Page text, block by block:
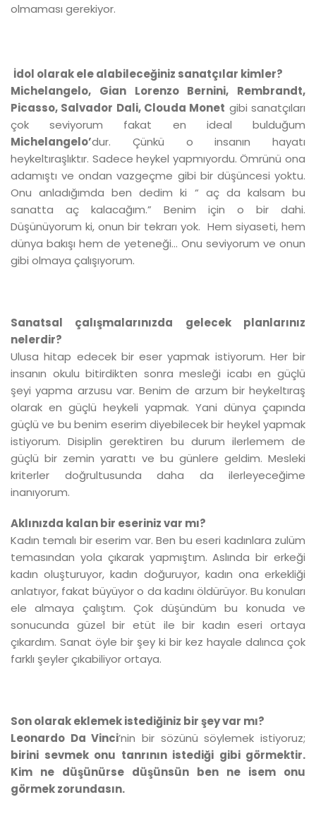
olmaması gerekiyor.
İdol olarak ele alabileceğiniz sanatçılar kimler?
Michelangelo, Gian Lorenzo Bernini, Rembrandt,
Picasso, Salvador Dali, Clouda Monet gibi sanatçıları
çok seviyorum fakat en ideal bulduğum
Michelangelo’dur. Çünkü o insanın hayatı
heykeltıraşlıktır. Sadece heykel yapmıyordu. Ömrünü ona
adamıştı ve ondan vazgeçme gibi bir düşüncesi yoktu.
Onu anladığımda ben dedim ki “ aç da kalsam bu
sanatta aç kalacağım.” Benim için o bir dahi.
Düşünüyorum ki, onun bir tekrarı yok. Hem siyaseti, hem
dünya bakışı hem de yeteneği… Onu seviyorum ve onun
gibi olmaya çalışıyorum.
Sanatsal çalışmalarınızda gelecek planlarınız
nelerdir?
Ulusa hitap edecek bir eser yapmak istiyorum. Her bir
insanın okulu bitirdikten sonra mesleği icabı en güçlü
şeyi yapma arzusu var. Benim de arzum bir heykeltıraş
olarak en güçlü heykeli yapmak. Yani dünya çapında
güçlü ve bu benim eserim diyebilecek bir heykel yapmak
istiyorum. Disiplin gerektiren bu durum ilerlemem de
güçlü bir zemin yarattı ve bu günlere geldim. Mesleki
kriterler doğrultusunda daha da ilerleyeceğime
inanıyorum.
Aklınızda kalan bir eseriniz var mı?
Kadın temalı bir eserim var. Ben bu eseri kadınlara zulüm
temasından yola çıkarak yapmıştım. Aslında bir erkeği
kadın oluşturuyor, kadın doğuruyor, kadın ona erkekliği
anlatıyor, fakat büyüyor o da kadını öldürüyor. Bu konuları
ele almaya çalıştım. Çok düşündüm bu konuda ve
sonucunda güzel bir etüt ile bir kadın eseri ortaya
çıkardım. Sanat öyle bir şey ki bir kez hayale dalınca çok
farklı şeyler çıkabiliyor ortaya.
Son olarak eklemek istediğiniz bir şey var mı?
Leonardo Da Vinci’nin bir sözünü söylemek istiyoruz;
birini sevmek onu tanrının istediği gibi görmektir.
Kim ne düşünürse düşünsün ben ne isem onu
görmek zorundasın.